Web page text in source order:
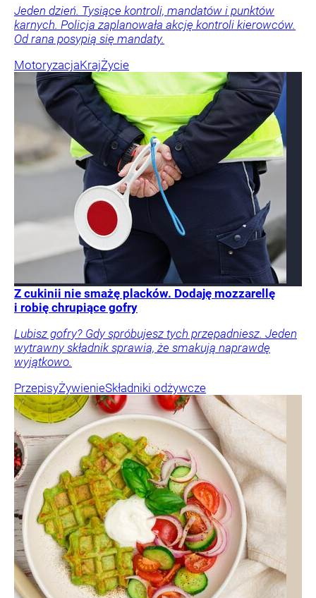
Jeden dzień. Tysiące kontroli, mandatów i punktów
karnych. Policja zaplanowała akcję kontroli kierowców.
Od rana posypią się mandaty.
MotoryzacjaKrajŻycie
Z cukinii nie smażę placków. Dodaję mozzarellę
i robię chrupiące gofry
Lubisz gofry? Gdy spróbujesz tych przepadniesz. Jeden
wytrawny składnik sprawia, że smakują naprawdę
wyjątkowo.
PrzepisyŻywienieSkładniki odżywcze